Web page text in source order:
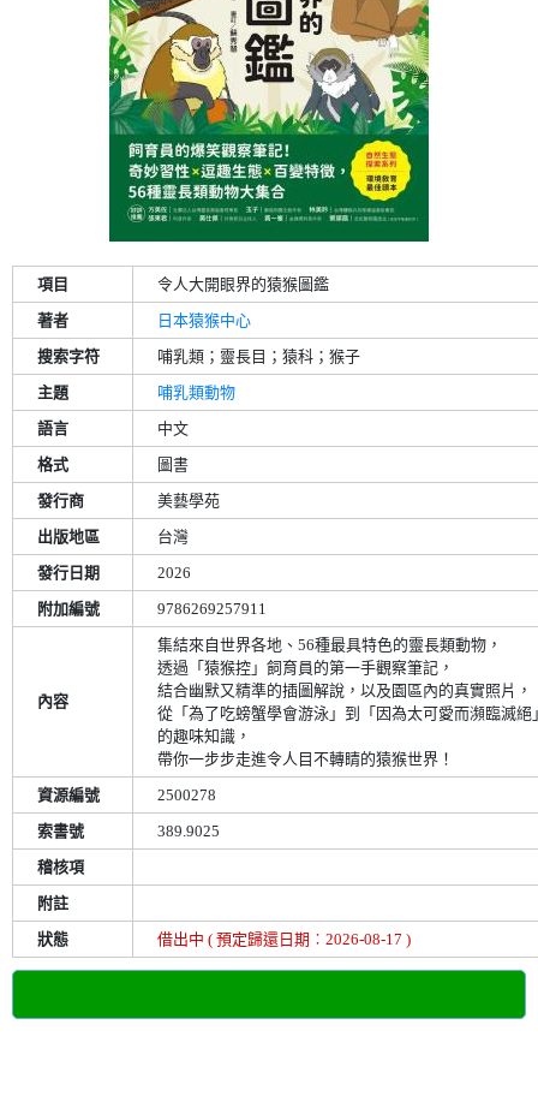
項目
令人大開眼界的猿猴圖鑑
著者
日本猿猴中心
搜索字符
哺乳類；靈長目；猿科；猴子
主題
哺乳類動物
語言
中文
格式
圖書
發行商
美藝學苑
出版地區
台灣
發行日期
2026
附加編號
9786269257911
內容
集結來自世界各地、56種最具特色的靈長類動物，
透過「猿猴控」飼育員的第一手觀察筆記，
結合幽默又精準的插圖解說，以及園區內的真實照片，
從「為了吃螃蟹學會游泳」到「因為太可愛而瀕臨滅絕
的趣味知識，
帶你一步步走進令人目不轉睛的猿猴世界！
資源編號
2500278
索書號
389.9025
稽核項
附註
狀態
借出中 ( 預定歸還日期︰2026-08-17 )